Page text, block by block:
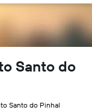
Santo do
Santo do Pinhal